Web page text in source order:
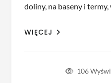
doliny, na baseny i
WIĘCEJ
106